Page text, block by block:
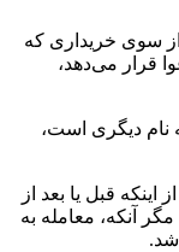
از سوی خریداری که
قرار می‌دهد،
نام دیگری است،
قبل یا بعد از
آنکه، معامله به